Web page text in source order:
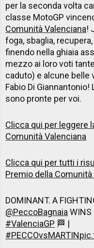
per la seconda volta
classe MotoGP
Comunità Valenciana!
foga, sbaglia,
finendo nella ghiaia
mezzo ai loro voti
caduto) e alcune belle
Fabio Di Giannantonio!
sono pronte per voi.
Clicca qui per leggere
Comunità Valenciana
Clicca qui per tutti i
Premio della
DOMINANT. A
@PeccoBagnaiaWINS
#ValenciaGP 🏁 |
#PECCOvsMARTIN